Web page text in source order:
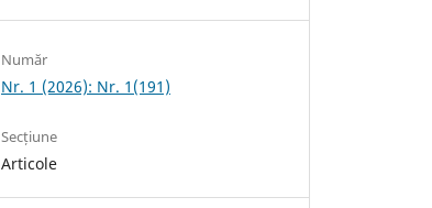
Număr
Nr. 1 (2026): Nr. 1(191)
Secțiune
Articole